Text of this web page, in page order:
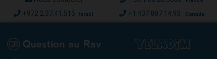
+972.2.37.41.515 Israël +1.437.887.14.93 Canada